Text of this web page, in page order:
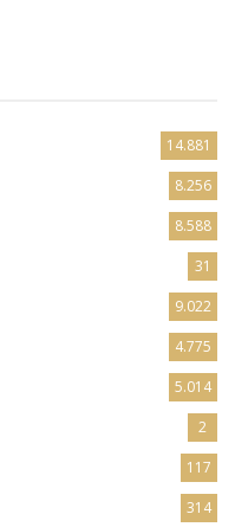
14.881
8.256
8.588
31
9.022
4.775
5.014
2
117
314